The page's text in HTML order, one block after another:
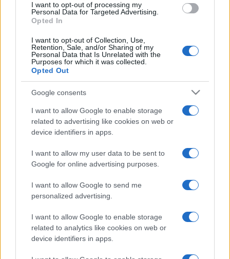
I want to opt-out of processing my
Personal Data for Targeted Advertising.
Opted In
I want to opt-out of Collection, Use,
Retention, Sale, and/or Sharing of my
Personal Data that Is Unrelated with the
Purposes for which it was collected.
Opted Out
Google consents
I want to allow Google to enable storage
related to advertising like cookies on web or
device identifiers in apps.
I want to allow my user data to be sent to
Google for online advertising purposes.
I want to allow Google to send me
personalized advertising.
I want to allow Google to enable storage
related to analytics like cookies on web or
device identifiers in apps.
megállapítást nyert, hogy a múmia kéztartása nem lehet egy
fáraóé, a múmiát tartalmazó szarkofág sem olyan, mint
amely megillet egy fáraót, kora pedig láthatólag magasabb,
mint amennyit megért I. Thotmesz - végül pedig egy nyilat
észleltek a bebalzsamozott tetemben, amit szintén kizáró
okként említett Zahi Hawass.
A Discovery Channel szerint "Tutanhamon sírjának
felfedezése óta az egyiptomi Királyok Völgyére vonatkozó
A DNS-elemzést egy nemzetközi kutatócsoport végezte el,
akik egyben háromdimenziós képet alkottak a múmiáról. A
szenzációra hosszú ideje készültek: az egyiptomi régészet
vezetője már 2006-ban, a New York-i Metropolitan
Múzeumban azt állította egy egyiptomi kiállítás
megnyitásakor, hogy a tudósok közel állnak Hatsepszut
múmiájának azonosításához.